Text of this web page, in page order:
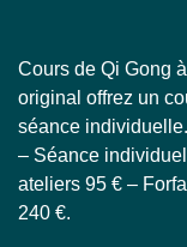
Cours de Qi Gong
original offrez un
séance
– Séance
ateliers 95 € –
240 €.